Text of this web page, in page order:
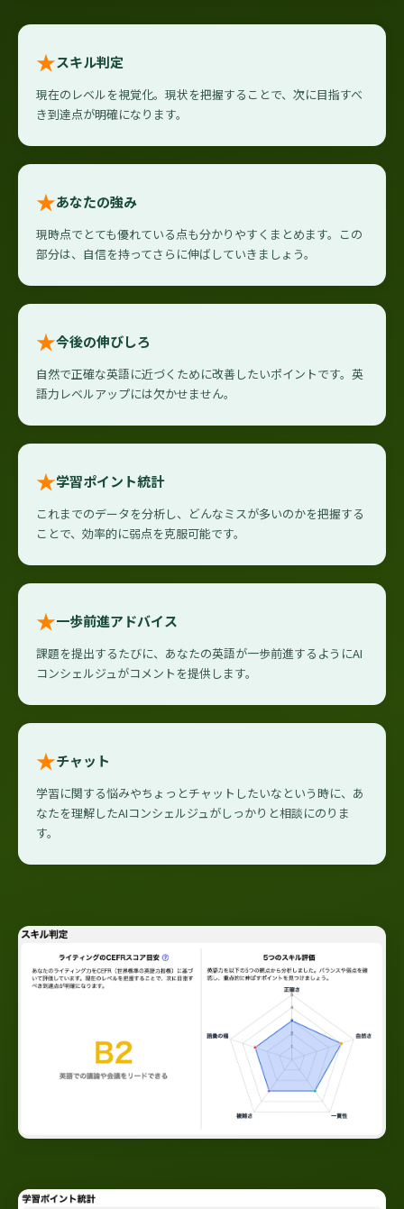
★スキル判定
現在のレベルを視覚化。現状を把握することで、次に目指すべ
き到達点が明確になります。
★あなたの強み
現時点でとても優れている点も分かりやすくまとめます。この
部分は、自信を持ってさらに伸ばしていきましょう。
★今後の伸びしろ
自然で正確な英語に近づくために改善したいポイントです。英
語力レベルアップには欠かせません。
★学習ポイント統計
これまでのデータを分析し、どんなミスが多いのかを把握する
ことで、効率的に弱点を克服可能です。
★一歩前進アドバイス
課題を提出するたびに、あなたの英語が一歩前進するようにAI
コンシェルジュがコメントを提供します。
★チャット
学習に関する悩みやちょっとチャットしたいなという時に、あ
なたを理解したAIコンシェルジュがしっかりと相談にのりま
す。